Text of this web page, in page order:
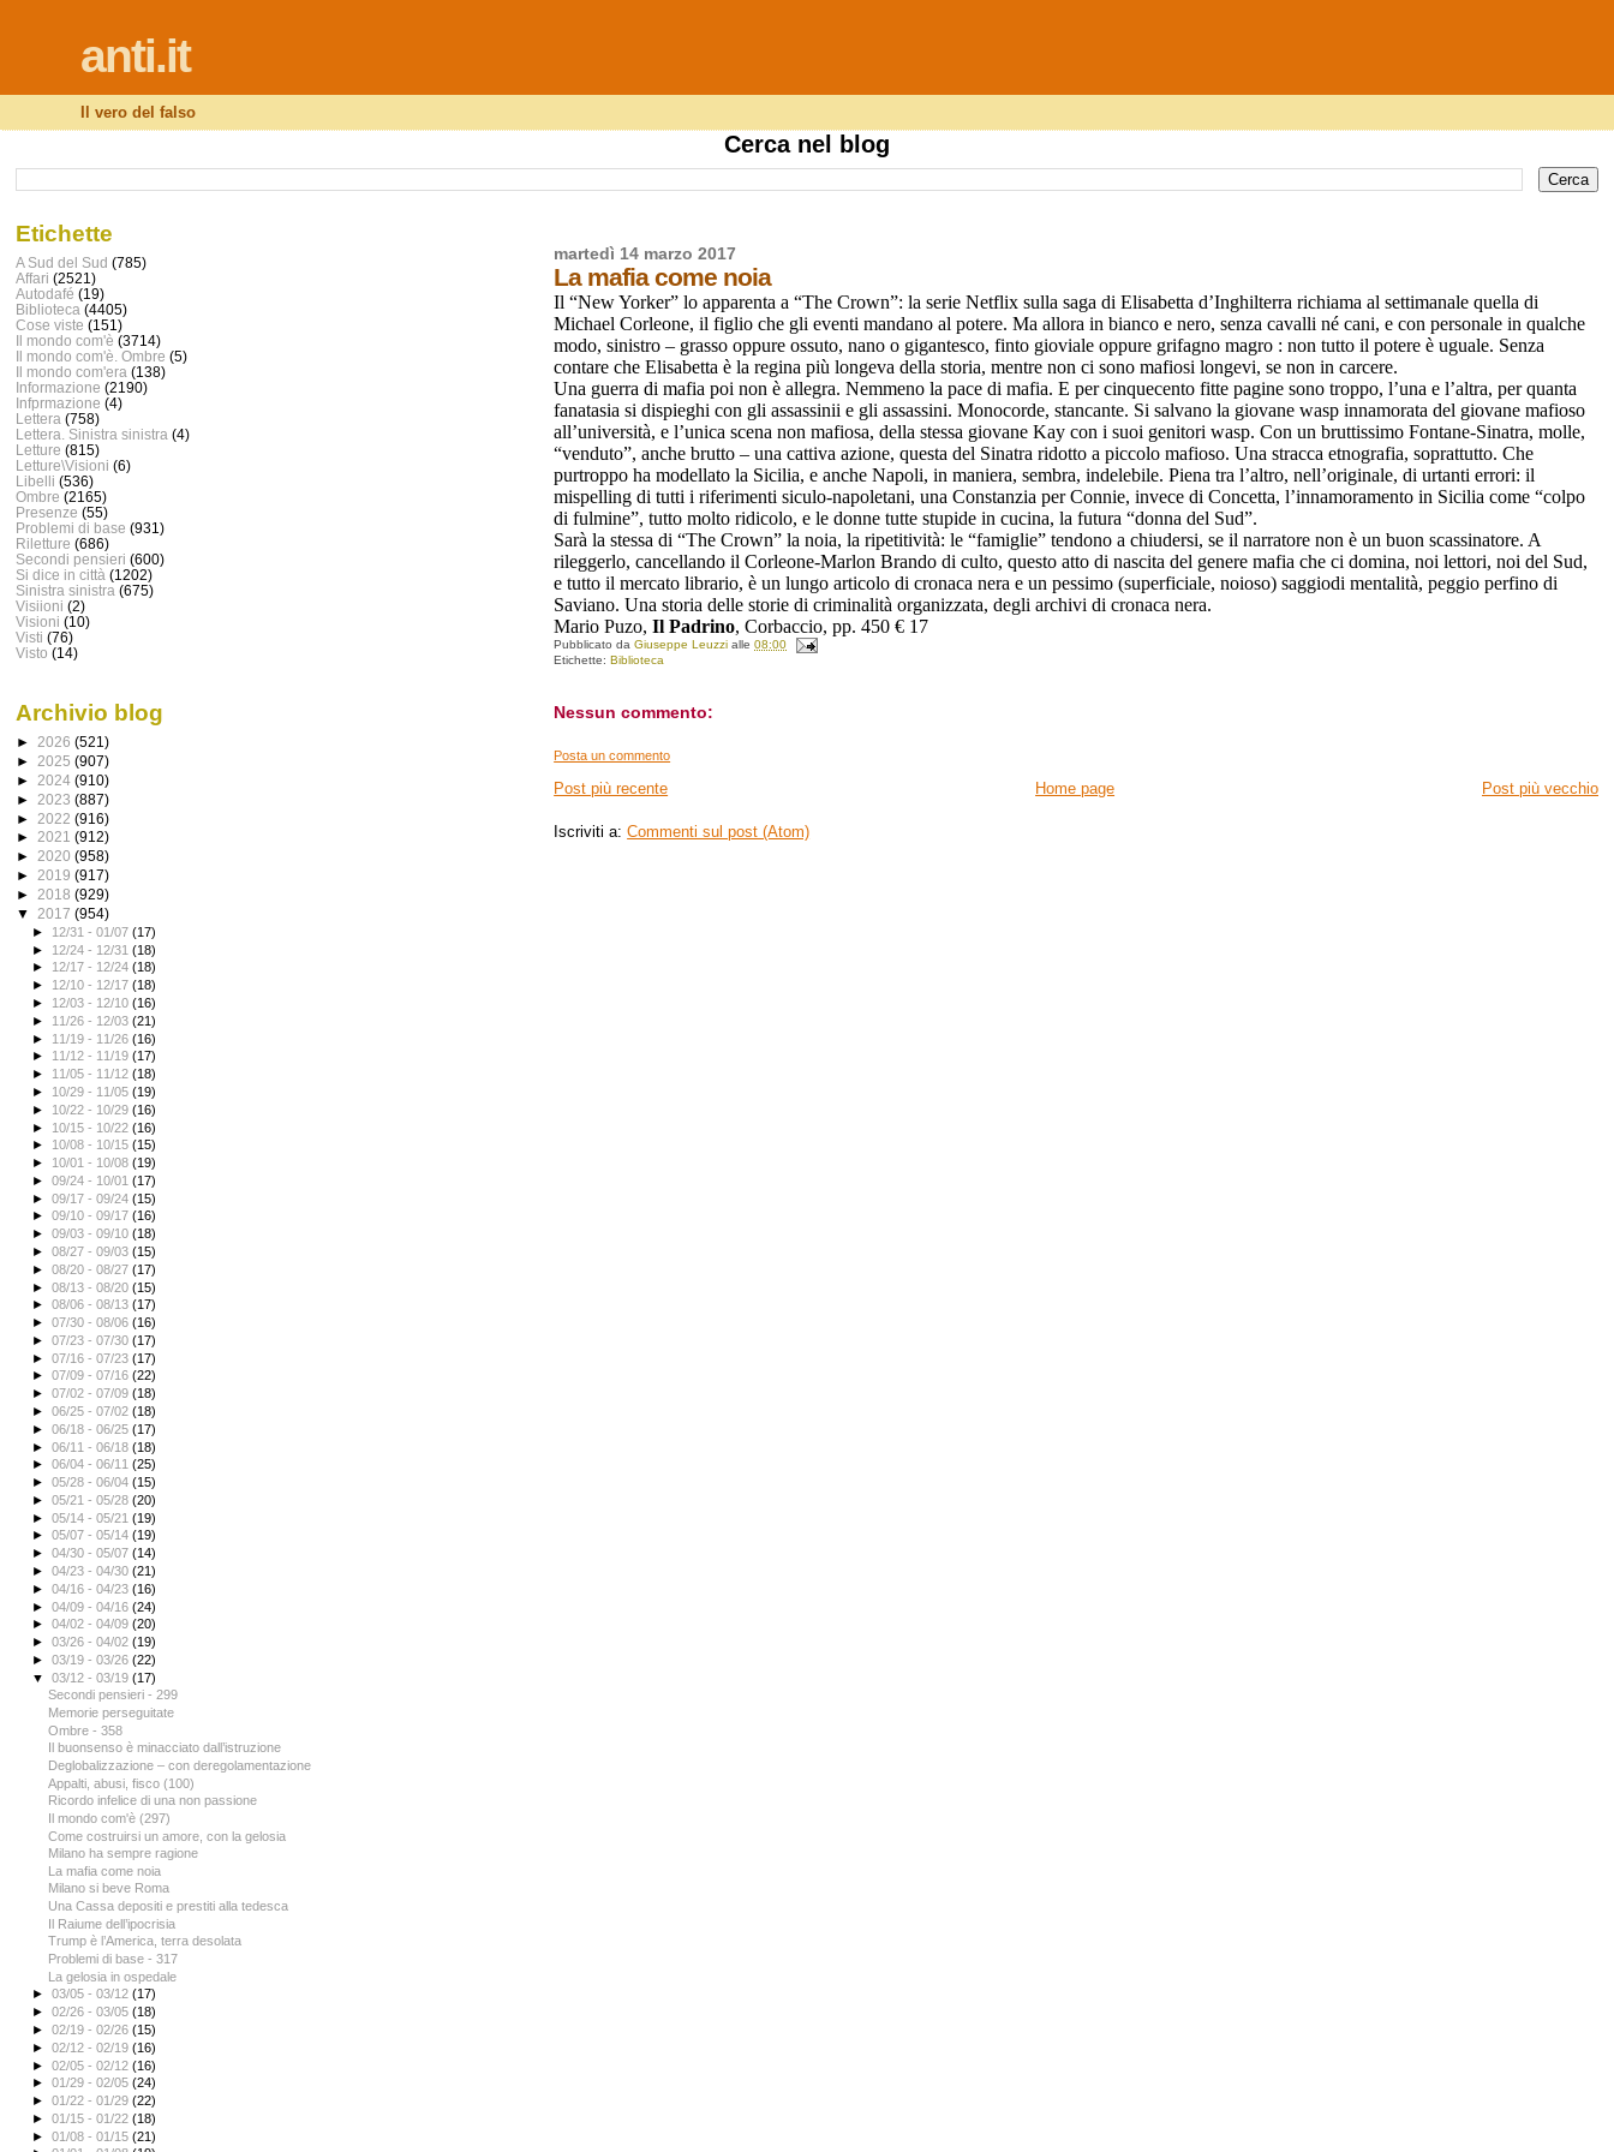
anti.it
Il vero del falso
Cerca nel blog
martedì 14 marzo 2017
La mafia come noia
Il “New Yorker” lo apparenta a “The Crown”: la serie Netflix sulla saga di Elisabetta d’Inghilterra richiama al settimanale quella di
Michael Corleone, il figlio che gli eventi mandano al potere. Ma allora in bianco e nero, senza cavalli né cani, e con personale in qualche
modo, sinistro – grasso oppure ossuto, nano o gigantesco, finto gioviale oppure grifagno magro : non tutto il potere è uguale. Senza
contare che Elisabetta è la regina più longeva della storia, mentre non ci sono mafiosi longevi, se non in carcere.
Una guerra di mafia poi non è allegra. Nemmeno la pace di mafia. E per cinquecento fitte pagine sono troppo, l’una e l’altra, per quanta
fanatasia si dispieghi con gli assassinii e gli assassini. Monocorde, stancante. Si salvano la giovane wasp innamorata del giovane mafioso
all’università, e l’unica scena non mafiosa, della stessa giovane Kay con i suoi genitori wasp. Con un bruttissimo Fontane-Sinatra, molle,
“venduto”, anche brutto – una cattiva azione, questa del Sinatra ridotto a piccolo mafioso. Una stracca etnografia, soprattutto. Che
purtroppo ha modellato la Sicilia, e anche Napoli, in maniera, sembra, indelebile. Piena tra l’altro, nell’originale, di urtanti errori: il
mispelling di tutti i riferimenti siculo-napoletani, una Constanzia per Connie, invece di Concetta, l’innamoramento in Sicilia come “colpo
di fulmine”, tutto molto ridicolo, e le donne tutte stupide in cucina, la futura “donna del Sud”.
Sarà la stessa di “The Crown” la noia, la ripetitività: le “famiglie” tendono a chiudersi, se il narratore non è un buon scassinatore. A
rileggerlo, cancellando il Corleone-Marlon Brando di culto, questo atto di nascita del genere mafia che ci domina, noi lettori, noi del Sud,
e tutto il mercato librario, è un lungo articolo di cronaca nera e un pessimo (superficiale, noioso) saggiodi mentalità, peggio perfino di
Saviano. Una storia delle storie di criminalità organizzata, degli archivi di cronaca nera.
Mario Puzo,Il Padrino, Corbaccio, pp. 450 € 17
Pubblicato daGiuseppe Leuzzi alle08:00
Etichette:Biblioteca
Nessun commento:
Posta un commento
Post più recente Post più vecchio
Home page
Iscriviti a:Commenti sul post (Atom)
Etichette
A Sud del Sud (785)
Affari (2521)
Autodafé (19)
Biblioteca (4405)
Cose viste (151)
Il mondo com'è (3714)
Il mondo com'è. Ombre (5)
Il mondo com'era (138)
Informazione (2190)
Infprmazione (4)
Lettera (758)
Lettera. Sinistra sinistra (4)
Letture (815)
Letture\Visioni (6)
Libelli (536)
Ombre (2165)
Presenze (55)
Problemi di base (931)
Riletture (686)
Secondi pensieri (600)
Si dice in città (1202)
Sinistra sinistra (675)
Visiioni (2)
Visioni (10)
Visti (76)
Visto (14)
Archivio blog
► 2026 (521)
► 2025 (907)
► 2024 (910)
► 2023 (887)
► 2022 (916)
► 2021 (912)
► 2020 (958)
► 2019 (917)
► 2018 (929)
▼ 2017 (954)
► 12/31 - 01/07(17)
► 12/24 - 12/31(18)
► 12/17 - 12/24(18)
► 12/10 - 12/17(18)
► 12/03 - 12/10(16)
► 11/26 - 12/03(21)
► 11/19 - 11/26(16)
► 11/12 - 11/19(17)
► 11/05 - 11/12(18)
► 10/29 - 11/05(19)
► 10/22 - 10/29(16)
► 10/15 - 10/22(16)
► 10/08 - 10/15(15)
► 10/01 - 10/08(19)
►09/24 - 10/01(17)
►09/17 - 09/24(15)
►09/10 - 09/17(16)
►09/03 - 09/10(18)
►08/27 - 09/03(15)
►08/20 - 08/27(17)
►08/13 - 08/20(15)
►08/06 - 08/13(17)
►07/30 - 08/06(16)
►07/23 - 07/30(17)
►07/16 - 07/23(17)
►07/09 - 07/16(22)
►07/02 - 07/09(18)
►06/25 - 07/02(18)
►06/18 - 06/25(17)
►06/11 - 06/18(18)
►06/04 - 06/11(25)
►05/28 - 06/04(15)
►05/21 - 05/28(20)
►05/14 - 05/21(19)
►05/07 - 05/14(19)
►04/30 - 05/07(14)
►04/23 - 04/30(21)
►04/16 - 04/23(16)
►04/09 - 04/16(24)
►04/02 - 04/09(20)
►03/26 - 04/02(19)
►03/19 - 03/26(22)
▼03/12 - 03/19(17)
Secondi pensieri - 299
Memorie perseguitate
Ombre - 358
Il buonsenso è minacciato dall’istruzione
Deglobalizzazione – con deregolamentazione
Appalti, abusi, fisco (100)
Ricordo infelice di una non passione
Il mondo com'è (297)
Come costruirsi un amore, con la gelosia
Milano ha sempre ragione
La mafia come noia
Milano si beve Roma
Una Cassa depositi e prestiti alla tedesca
Il Raiume dell’ipocrisia
Trump è l’America, terra desolata
Problemi di base - 317
La gelosia in ospedale
►03/05 - 03/12(17)
►02/26 - 03/05(18)
►02/19 - 02/26(15)
►02/12 - 02/19(16)
►02/05 - 02/12(16)
►01/29 - 02/05(24)
►01/22 - 01/29(22)
►01/15 - 01/22(18)
►01/08 - 01/15(21)